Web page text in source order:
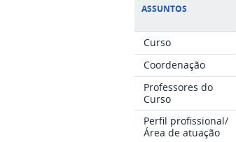
ASSUNTOS
Curso
Coordenação
Professores do
Curso
Perfil profissional/
Área de atuação